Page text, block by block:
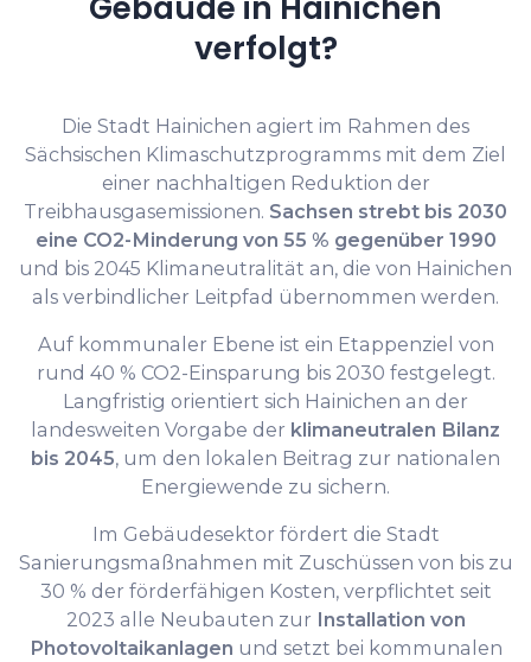
verfolgt?
Die Stadt Hainichen agiert im Rahmen des
Sächsischen Klimaschutzprogramms mit dem Ziel
einer nachhaltigen Reduktion der
Treibhausgasemissionen. Sachsen strebt bis 2030
eine CO2-Minderung von 55 % gegenüber 1990
und bis 2045 Klimaneutralität an, die von Hainichen
als verbindlicher Leitpfad übernommen werden.
Auf kommunaler Ebene ist ein Etappenziel von
rund 40 % CO2-Einsparung bis 2030 festgelegt.
Langfristig orientiert sich Hainichen an der
landesweiten Vorgabe der klimaneutralen Bilanz
bis 2045, um den lokalen Beitrag zur nationalen
Energiewende zu sichern.
Im Gebäudesektor fördert die Stadt
Sanierungsmaßnahmen mit Zuschüssen von bis zu
30 % der förderfähigen Kosten, verpflichtet seit
2023 alle Neubauten zur Installation von
Photovoltaikanlagen und setzt bei kommunalen